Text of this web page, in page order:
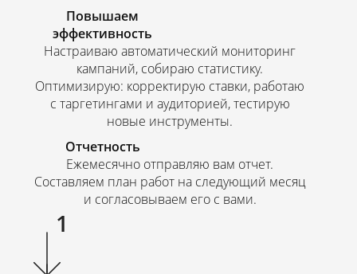
Повышаем
эффективность
Настраиваю автоматический мониторинг
кампаний, собираю статистику.
Оптимизирую: корректирую ставки, работаю
с таргетингами и аудиторией, тестирую
новые инструменты.
Отчетность
Ежемесячно отправляю вам отчет.
Составляем план работ на следующий месяц
и согласовываем его с вами.
1